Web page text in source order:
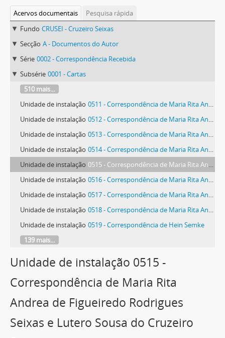
Acervos documentais
Pesquisa rápida
Fundo CRUSEI - Cruzeiro Seixas
Secção A - Documentos do Autor
Série 0002 - Correspondência Recebida
Subsérie 0001 - Cartas
510 mais...
Unidade de instalação 0511 - Correspondência de Maria Rita Andrea de Figueiredo Rodrigues Seixas e Lutero Sousa do Cruzeiro Seixas
Unidade de instalação 0512 - Correspondência de Maria Rita Andrea de Figueiredo Rodrigues Seixas
Unidade de instalação 0513 - Correspondência de Maria Rita Andrea de Figueiredo Rodrigues Seixas
Unidade de instalação 0514 - Correspondência de Maria Rita Andrea de Figueiredo Rodrigues Seixas
Unidade de instalação 0515 - Correspondência de Maria Rita Andrea de Figueiredo Rodrigues Seixas e Lutero Sousa do Cruzeiro Seixas
Unidade de instalação 0516 - Correspondência de Maria Rita Andrea de Figueiredo Rodrigues Seixas
Unidade de instalação 0517 - Correspondência de Maria Rita Andrea de Figueiredo Rodrigues Seixas
Unidade de instalação 0518 - Correspondência de Maria Rita Andrea de Figueiredo Rodrigues Seixas
Unidade de instalação 0519 - Correspondência de Hein Semke
139 mais...
Unidade de instalação 0515 -
Correspondência de Maria Rita
Andrea de Figueiredo Rodrigues
Seixas e Lutero Sousa do Cruzeiro